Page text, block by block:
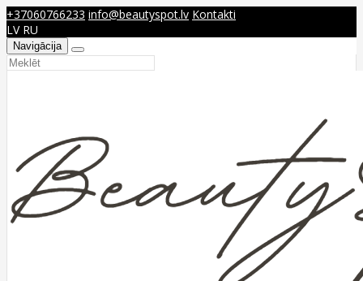
+37060766233 info@beautyspot.lv Kontakti
LV RU
Navigācija